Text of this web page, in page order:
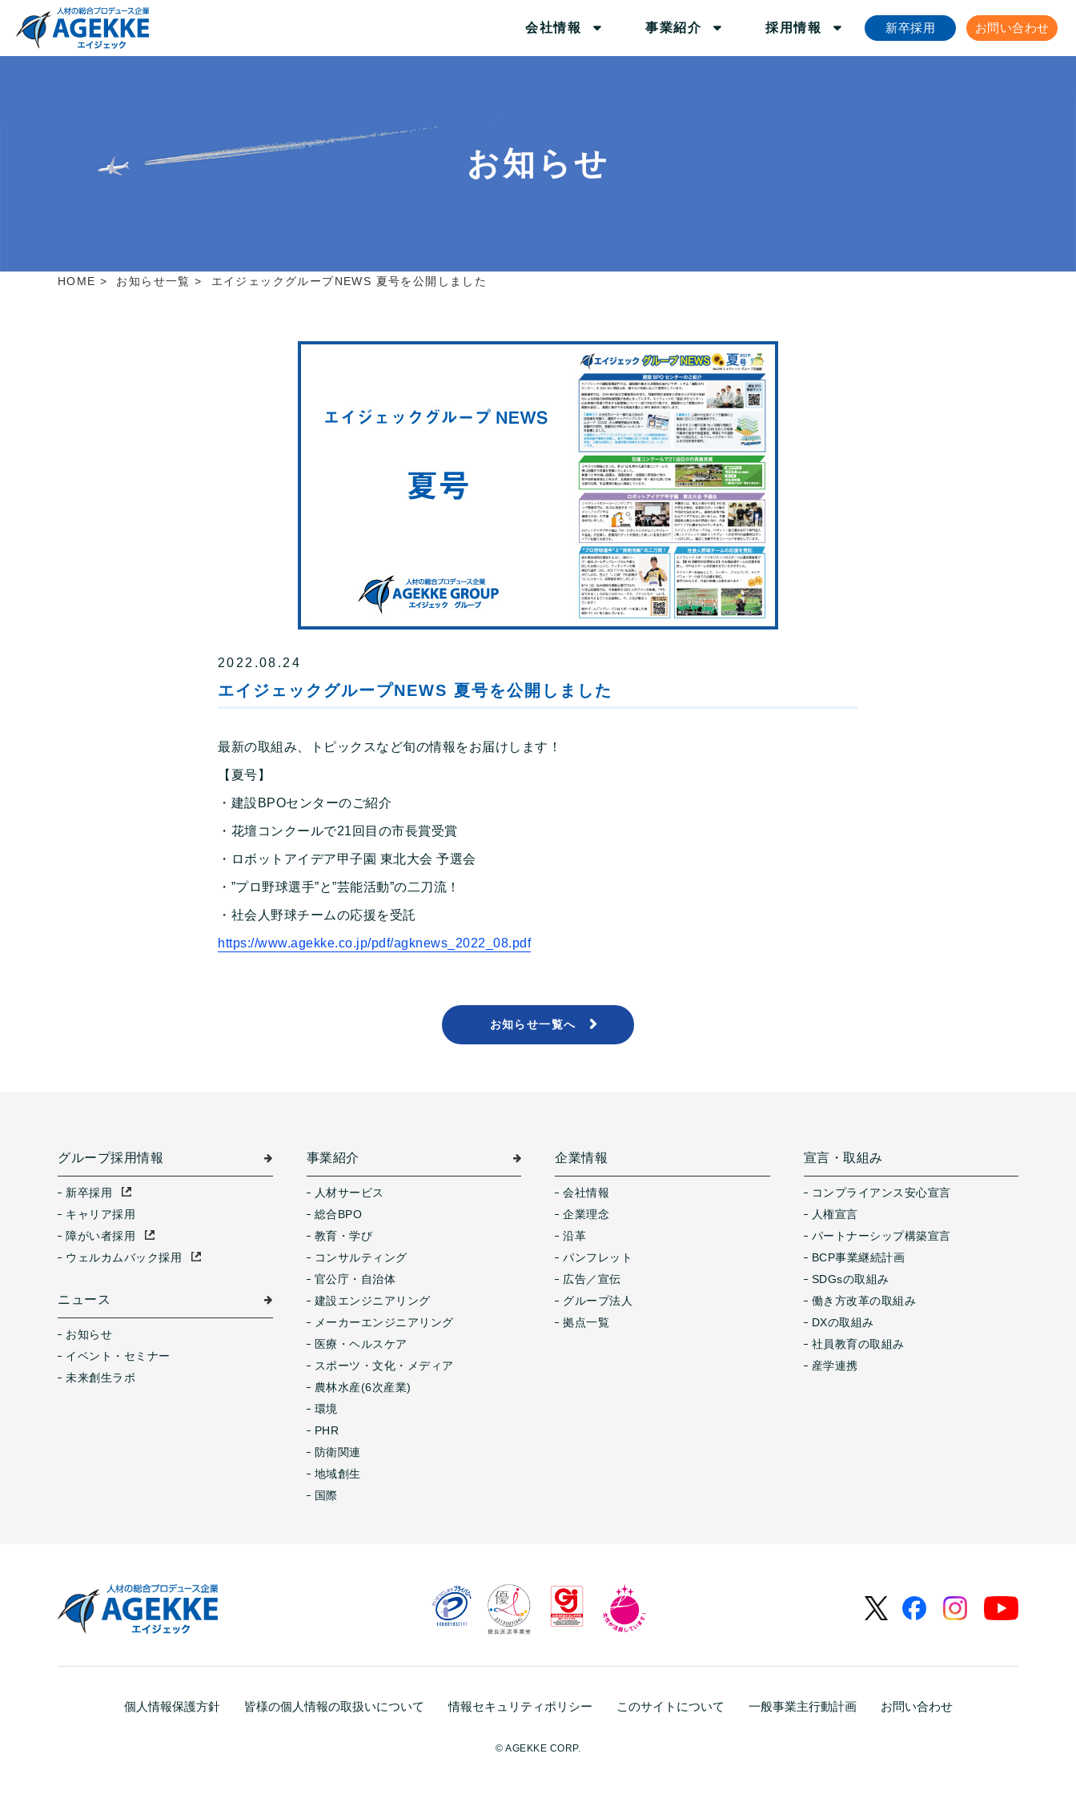
お問い合わせ
新卒採用
会社情報 事業紹介 採用情報
お知らせ
HOME > お知らせ一覧 > エイジェックグループNEWS 夏号を公開しました
2022.08.24
エイジェックグループNEWS 夏号を公開しました
最新の取組み、トピックスなど旬の情報をお届けします！
【夏号】
・建設BPOセンターのご紹介
・花壇コンクールで21回目の市長賞受賞
・ロボットアイデア甲子園 東北大会 予選会
・”プロ野球選手”と”芸能活動”の二刀流！
・社会人野球チームの応援を受託
https://www.agekke.co.jp/pdf/agknews_2022_08.pdf
お知らせ一覧へ
グループ採用情報
新卒採用
キャリア採用
障がい者採用
ウェルカムバック採用
ニュース
お知らせ
イベント・セミナー
未来創生ラボ
事業紹介
人材サービス
総合BPO
教育・学び
コンサルティング
官公庁・自治体
建設エンジニアリング
メーカーエンジニアリング
医療・ヘルスケア
スポーツ・文化・メディア
農林水産(6次産業)
環境
PHR
防衛関連
地域創生
国際
企業情報
会社情報
企業理念
沿革
パンフレット
広告／宣伝
グループ法人
拠点一覧
宣言・取組み
コンプライアンス安心宣言
人権宣言
パートナーシップ構築宣言
BCP事業継続計画
SDGsの取組み
働き方改革の取組み
DXの取組み
社員教育の取組み
産学連携
個人情報保護方針 皆様の個人情報の取扱いについて 情報セキュリティポリシー このサイトについて 一般事業主行動計画 お問い合わせ
© AGEKKE CORP.